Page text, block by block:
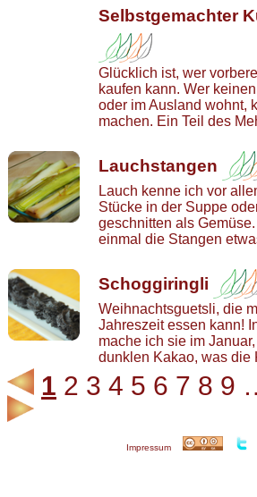
Selbstgemachter
Glücklich ist, wer
kaufen kann. Wer
oder im Ausland wohnt,
machen. Ein Teil des
Lauchstangen
Lauch kenne ich vor
Stücke in der Suppe
geschnitten als
einmal die Stangen
Schoggiringli
Weihnachtsguetsli, die
Jahreszeit essen kann!
mache ich sie im
dunklen Kakao, was
1 2 3 4 5 6 7 8 9
Impressum